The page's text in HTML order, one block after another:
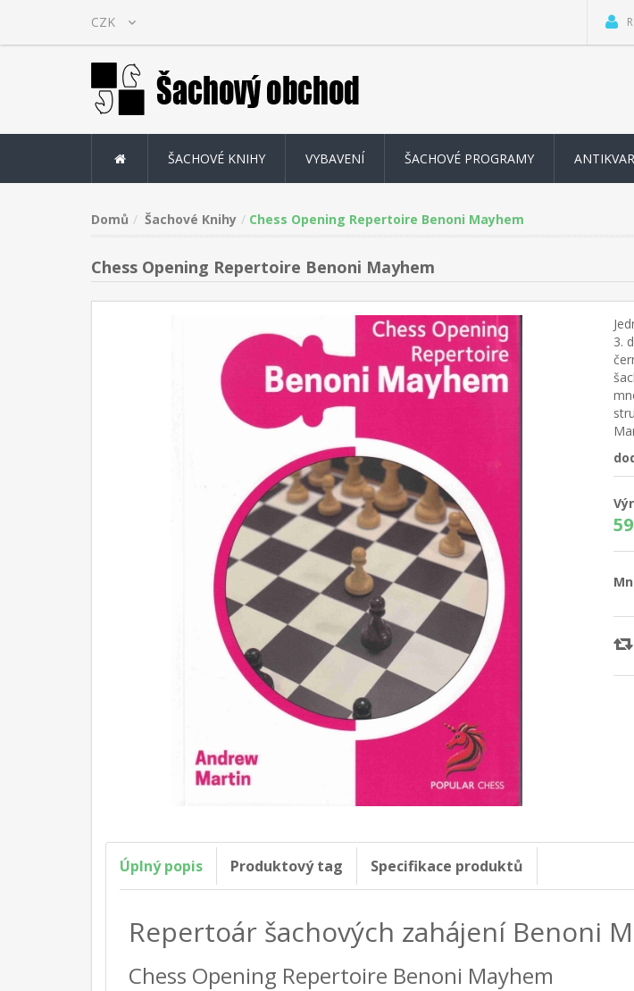
ŠACHOVÉ KNIHY VYBAVENÍ ŠACHOVÉ PROGRAMY
Domů Šachové Knihy Chess Opening Repertoire Benoni Mayhem
Chess Opening Repertoire Benoni Mayhem
3.
Úplný popis Produktový tag Specifikace produktů
Repertoár šachových zahájení Benoni
Chess Opening Repertoire Benoni Mayhem